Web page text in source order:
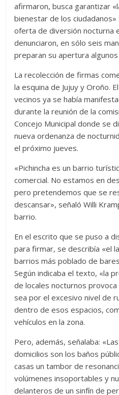
afirmaron, busca garantizar
bienestar de los
oferta de diversión nocturna
denunciaron, en sólo seis
preparan su apertura algunos
La recolección de firmas
la esquina de Jujuy y Oroño.
vecinos ya se había
durante la reunión de la
Concejo Municipal donde se
nueva ordenanza de
el próximo jueves.
«Pichincha es un barrio
comercial. No estamos en
pero pretendemos que se
descansar», señaló Willi
barrio.
En el escrito que se puso a
para firmar, se describía «el
barrios más poblado de
Según indicaba el texto, «la
de locales nocturnos
sea por el excesivo nivel de
dentro de esos espacios,
vehículos en la zona.
Pero, además, señalaba:
domicilios son los baños
casas un tambor de
volúmenes insoportables y
delanteros de un sinfín de